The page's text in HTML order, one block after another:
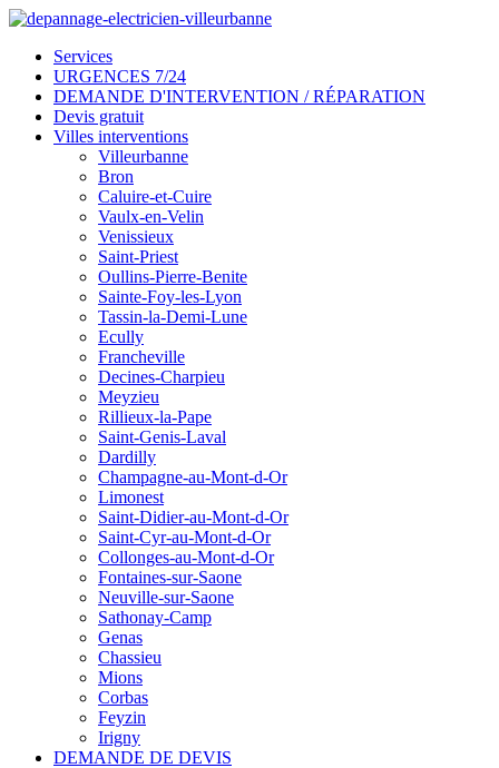
Services
URGENCES 7/24
DEMANDE D'INTERVENTION / RÉPARATION
Devis gratuit
Villes interventions
Villeurbanne
Bron
Caluire-et-Cuire
Vaulx-en-Velin
Venissieux
Saint-Priest
Oullins-Pierre-Benite
Sainte-Foy-les-Lyon
Tassin-la-Demi-Lune
Ecully
Francheville
Decines-Charpieu
Meyzieu
Rillieux-la-Pape
Saint-Genis-Laval
Dardilly
Champagne-au-Mont-d-Or
Limonest
Saint-Didier-au-Mont-d-Or
Saint-Cyr-au-Mont-d-Or
Collonges-au-Mont-d-Or
Fontaines-sur-Saone
Neuville-sur-Saone
Sathonay-Camp
Genas
Chassieu
Mions
Corbas
Feyzin
Irigny
DEMANDE DE DEVIS